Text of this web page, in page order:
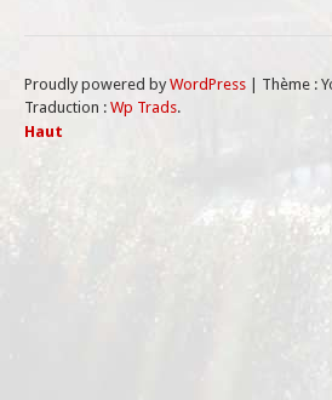
Proudly powered by WordPress | Thème :
Traduction : Wp Trads.
Haut